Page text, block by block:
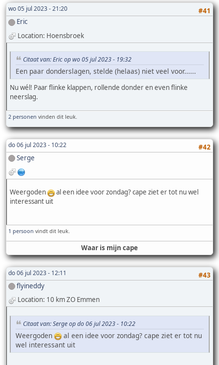
wo 05 jul 2023 - 21:20
#41
Eric
Location: Hoensbroek
Citaat van: Eric op wo 05 jul 2023 - 19:32
Een paar donderslagen, stelde (helaas) niet veel voor......
Nu wél! Paar flinke klappen, rollende donder en even flinke
neerslag.
2 personen vinden dit leuk.
do 06 jul 2023 - 10:22
#42
Serge
Weergoden
al een idee voor zondag? cape ziet er tot nu wel
interessant uit
1 persoon vindt dit leuk.
Waar is mijn cape
do 06 jul 2023 - 12:11
#43
flyineddy
Location: 10 km ZO Emmen
Citaat van: Serge op do 06 jul 2023 - 10:22
Weergoden
al een idee voor zondag? cape ziet er tot nu
wel interessant uit